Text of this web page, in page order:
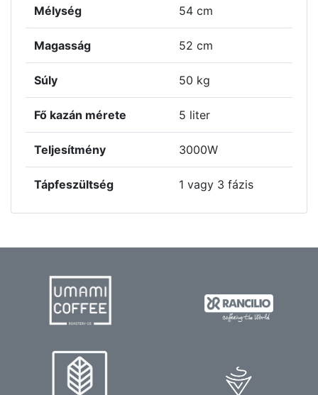
Mélység 54 cm
Magasság 52 cm
Súly 50 kg
Fő kazán mérete 5 liter
Teljesítmény 3000W
Tápfeszültség 1 vagy 3 fázis